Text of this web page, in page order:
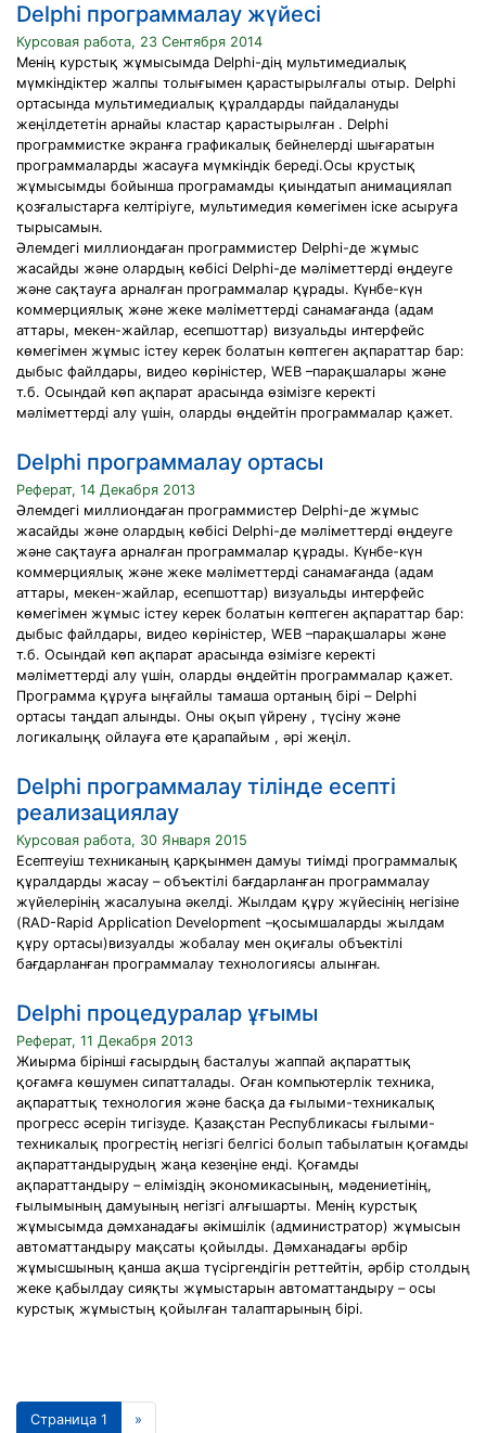
Delphi программалау жүйесі
Курсовая работа, 23 Сентября 2014
Менің курстық жұмысымда Delphi-дің мультимедиалық
мүмкіндіктер жалпы толығымен қарастырылғалы отыр. Delphi
ортасында мультимедиалық құралдарды пайдалануды
жеңілдететін арнайы кластар қарастырылған . Delphi
программистке экранға графикалық бейнелерді шығаратын
программаларды жасауға мүмкіндік береді.Осы крустық
жұмысымды бойынша програмамды қиындатып анимациялап
қозғалыстарға келтіріуге, мультимедия көмегімен іске асыруға
тырысамын.
Әлемдегі миллиондаған программистер Delphi-де жұмыс
жасайды және олардың көбісі Delphi-де мәліметтерді өңдеуге
және сақтауға арналған программалар құрады. Күнбе-күн
коммерциялық және жеке мәліметтерді санамағанда (адам
аттары, мекен-жайлар, есепшоттар) визуальды интерфейс
көмегімен жұмыс істеу керек болатын көптеген ақпараттар бар:
дыбыс файлдары, видео көріністер, WEB –парақшалары және
т.б. Осындай көп ақпарат арасында өзімізге керекті
мәліметтерді алу үшін, оларды өңдейтін программалар қажет.
Delphi программалау ортасы
Реферат, 14 Декабря 2013
Әлемдегі миллиондаған программистер Delphi-де жұмыс
жасайды және олардың көбісі Delphi-де мәліметтерді өңдеуге
және сақтауға арналған программалар құрады. Күнбе-күн
коммерциялық және жеке мәліметтерді санамағанда (адам
аттары, мекен-жайлар, есепшоттар) визуальды интерфейс
көмегімен жұмыс істеу керек болатын көптеген ақпараттар бар:
дыбыс файлдары, видео көріністер, WEB –парақшалары және
т.б. Осындай көп ақпарат арасында өзімізге керекті
мәліметтерді алу үшін, оларды өңдейтін программалар қажет.
Программа құруға ыңғайлы тамаша ортаның бірі – Delphi
ортасы таңдап алынды. Оны оқып үйрену , түсіну және
логикалыңқ ойлауға өте қарапайым , әрі жеңіл.
Delphi программалау тілінде есепті
реализациялау
Курсовая работа, 30 Января 2015
Есептеуіш техниканың қарқынмен дамуы тиімді программалық
құралдарды жасау – объектілі бағдарланған программалау
жүйелерінің жасалуына әкелді. Жылдам құру жүйесінің негізіне
(RAD-Rapid Application Development –қосымшаларды жылдам
құру ортасы)визуалды жобалау мен оқиғалы объектілі
бағдарланған программалау технологиясы алынған.
Delphi процедуралар ұғымы
Реферат, 11 Декабря 2013
Жиырма бірінші ғасырдың басталуы жаппай ақпараттық
қоғамға көшумен сипатталады. Оған компьютерлік техника,
ақпараттық технология және басқа да ғылыми-техникалық
прогресс әсерін тигізуде. Қазақстан Республикасы ғылыми-
техникалық прогрестің негізгі белгісі болып табылатын қоғамды
ақпараттандырудың жаңа кезеңіне енді. Қоғамды
ақпараттандыру – еліміздің экономикасының, мәдениетінің,
ғылымының дамуының негізгі алғышарты. Менің курстық
жұмысымда дәмханадағы әкімшілік (администратор) жұмысын
автоматтандыру мақсаты қойылды. Дәмханадағы әрбір
жұмысшының қанша ақша түсіргендігін реттейтін, әрбір столдың
жеке қабылдау сияқты жұмыстарын автоматтандыру – осы
курстық жұмыстың қойылған талаптарының бірі.
Страница 1 »